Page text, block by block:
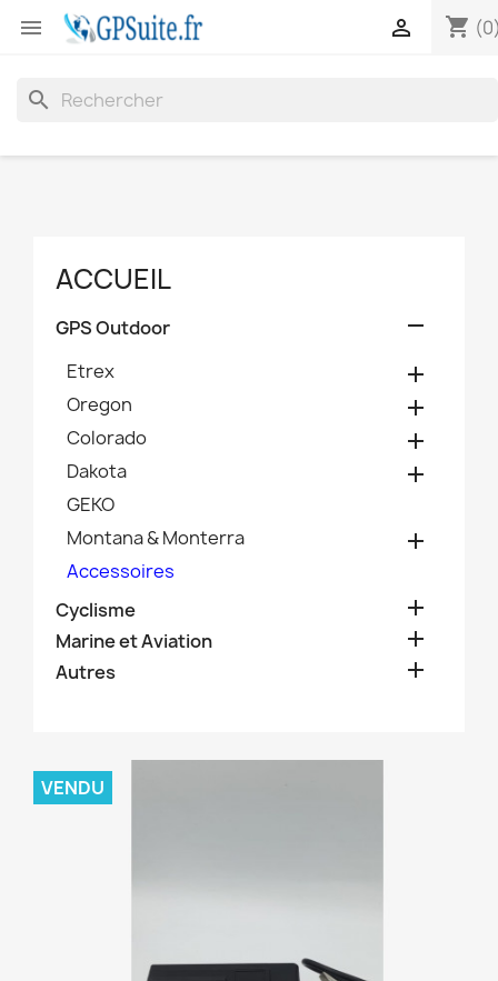
 shopping_cart

search
ACCUEIL
GPS Outdoor 
Etrex 
Oregon 
Colorado 
Dakota 
GEKO
Montana & Monterra

Accessoires
Cyclisme

Marine et Aviation 
Autres 
VENDU